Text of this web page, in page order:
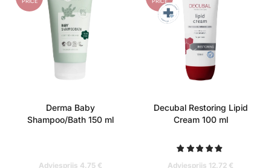
Derma Baby
Shampoo/Bath 150 ml
Adviesprijs 4,75 €
Decubal Restoring Lipid
Cream 100 ml
Adviesprijs 12,72 €